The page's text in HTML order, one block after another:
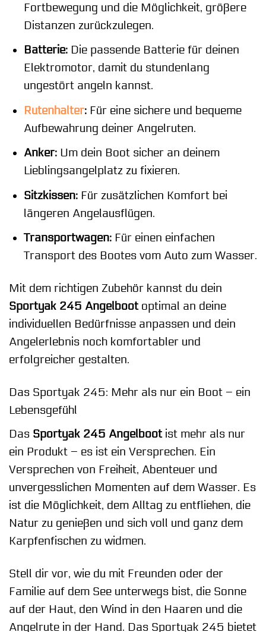
Fortbewegung und die Möglichkeit, größere
Distanzen zurückzulegen.
Batterie:Die passende Batterie für deinen
Elektromotor, damit du stundenlang
ungestört angeln kannst.
Rutenhalter:Für eine sichere und bequeme
Aufbewahrung deiner Angelruten.
Anker:Um dein Boot sicher an deinem
Lieblingsangelplatz zu fixieren.
Sitzkissen:Für zusätzlichen Komfort bei
längeren Angelausflügen.
Transportwagen:Für einen einfachen
Transport des Bootes vom Auto zum Wasser.
Mit dem richtigen Zubehör kannst du dein
Sportyak 245 Angelbootoptimal an deine
individuellen Bedürfnisse anpassen und dein
Angelerlebnis noch komfortabler und
erfolgreicher gestalten.
Das Sportyak 245: Mehr als nur ein Boot – ein
Lebensgefühl
Das Sportyak 245 Angelbootist mehr als nur
ein Produkt – es ist ein Versprechen. Ein
Versprechen von Freiheit, Abenteuer und
unvergesslichen Momenten auf dem Wasser. Es
ist die Möglichkeit, dem Alltag zu entfliehen, die
Natur zu genießen und sich voll und ganz dem
Karpfenfischen zu widmen.
Stell dir vor, wie du mit Freunden oder der
Familie auf dem See unterwegs bist, die Sonne
auf der Haut, den Wind in den Haaren und die
Angelrute in der Hand. Das Sportyak 245 bietet